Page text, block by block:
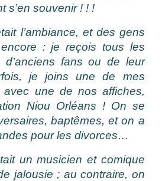
s’en souvenir ! ! !
l’ambiance, et des gens
: je reçois tous les
fans ou de leur
je joins une de mes
avec une de nos affiches,
Niou Orléans ! On se
baptêmes, et on a
pour les divorces…
un musicien et comique
jalousie ; au contraire, on